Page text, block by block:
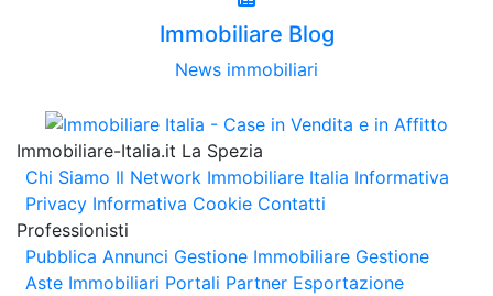
Immobiliare Blog
News immobiliari
Immobiliare-Italia.it La Spezia
Chi Siamo Il Network Immobiliare Italia Informativa
Privacy Informativa Cookie Contatti
Professionisti
Pubblica Annunci Gestione Immobiliare Gestione
Aste Immobiliari Portali Partner Esportazione